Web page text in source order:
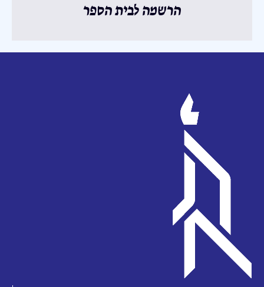
הרשמה לבית הספר